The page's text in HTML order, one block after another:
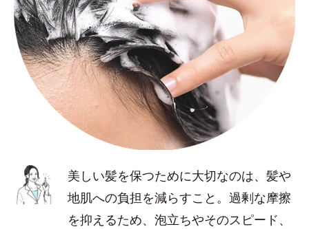
美しい髪を保つために大切なのは、髪や
地肌への負担を減らすこと。過剰な摩擦
を抑えるため、泡立ちやそのスピード、